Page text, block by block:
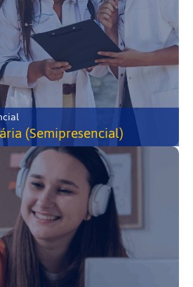
(Semipresencial)